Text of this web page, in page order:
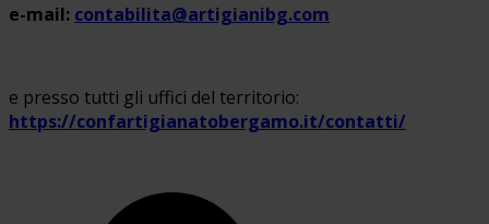
e-mail: contabilita@artigianibg.com
e presso tutti gli uffici del territorio:
https://confartigianatobergamo.it/contatti/